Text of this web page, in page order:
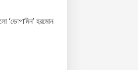
‘ডোপামিন’ হরমোন